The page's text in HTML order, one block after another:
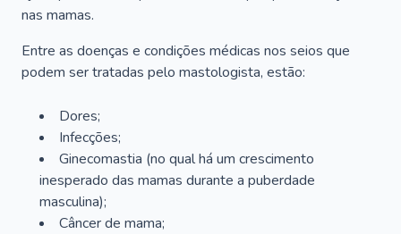
nas mamas.
Entre as doenças e condições médicas nos seios que
podem ser tratadas pelo mastologista, estão:
Dores;
Infecções;
Ginecomastia (no qual há um crescimento
inesperado das mamas durante a puberdade
masculina);
Câncer de mama;